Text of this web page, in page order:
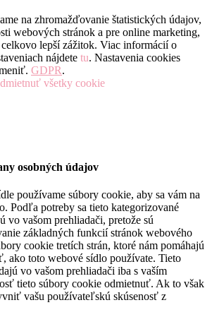
na zhromažďovanie štatistických údajov,
webových stránok a pre online marketing,
lepší zážitok. Viac informácií o
nájdete tu. Nastavenia cookies
GDPR.
všetky cookie
osobných údajov
používame súbory cookie, aby sa vám na
Podľa potreby sa tieto kategorizované
vo vašom prehliadači, pretože sú
základných funkcií stránok webového
cookie tretích strán, ktoré nám pomáhajú
ako toto webové sídlo používate. Tieto
vo vašom prehliadači iba s vaším
tieto súbory cookie odmietnuť. Ak to však
vašu používateľskú skúsenosť z